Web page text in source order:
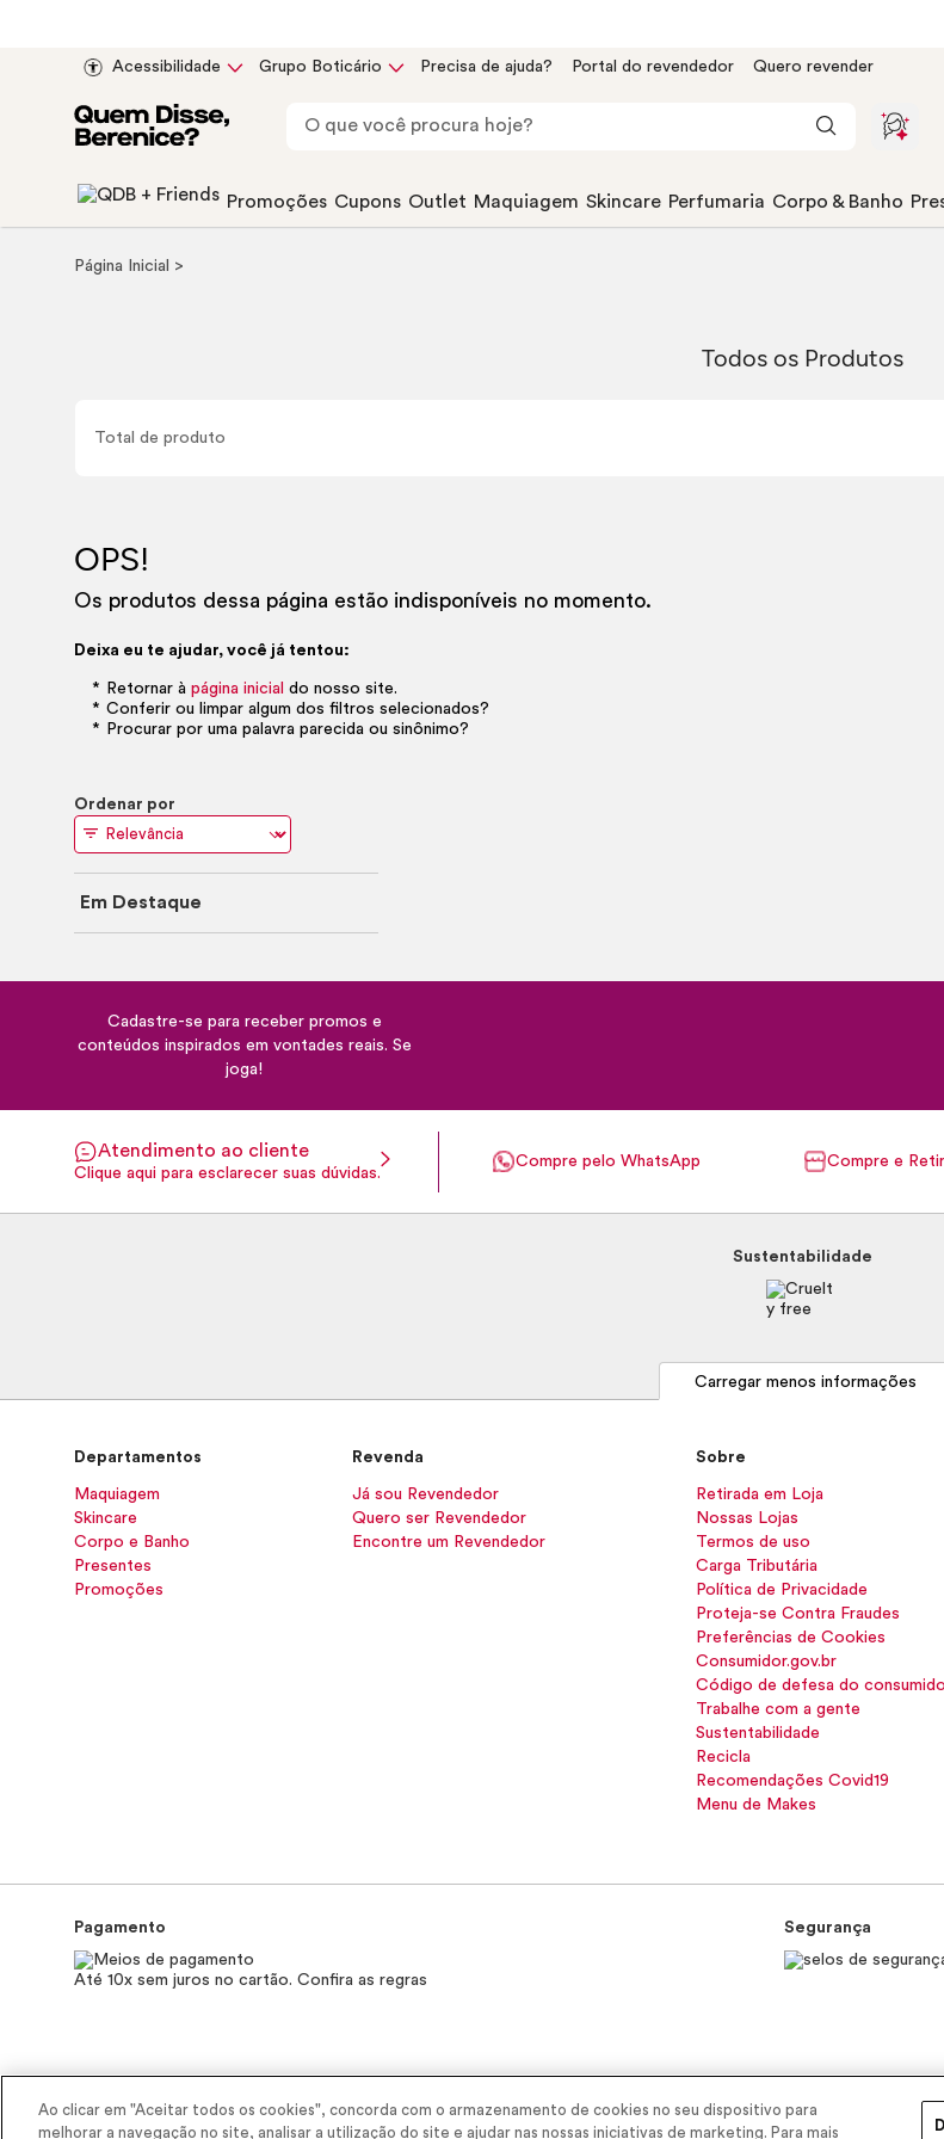
Acessibilidade Grupo Boticário Precisa de ajuda? Portal do revendedor Quero revender
Promoções Cupons Outlet Maquiagem Skincare Perfumaria Corpo & Banho
Página Inicial
Todos os Produtos
Total de produto
OPS!
Os produtos dessa página estão indisponíveis no momento.
Deixa eu te ajudar, você já tentou:
Retornar à página inicial do nosso site.
Conferir ou limpar algum dos filtros selecionados?
Procurar por uma palavra parecida ou sinônimo?
Ordenar por
Em Destaque
Cadastre-se para receber promos e
conteúdos inspirados em vontades reais. Se
joga!
Atendimento ao cliente
Clique aqui para esclarecer suas dúvidas.
Compre pelo WhatsApp Compre e
Sustentabilidade
Carregar menos informações
Departamentos
Maquiagem
Skincare
Corpo e Banho
Presentes
Promoções
Revenda
Já sou Revendedor
Quero ser Revendedor
Encontre um Revendedor
Sobre
Retirada em Loja
Nossas Lojas
Termos de uso
Carga Tributária
Política de Privacidade
Proteja-se Contra Fraudes
Preferências de Cookies
Consumidor.gov.br
Código de defesa do
Trabalhe com a gente
Sustentabilidade
Recicla
Recomendações Covid19
Menu de Makes
Pagamento
Até 10x sem juros no cartão. Confira as regras
Segurança
Rodovia Régis Bitencourt, Km 437, Ribeirão Vermelho, Registro, SP, CEP 11900-000 | CNPJ/MF 11.137.051/0406-41 IE 574.066.180.111
Ao clicar em "Aceitar todos os cookies", concorda com o armazenamento de cookies no seu dispositivo para
melhorar a navegação no site, analisar a utilização do site e ajudar nas nossas iniciativas de marketing. Para mais